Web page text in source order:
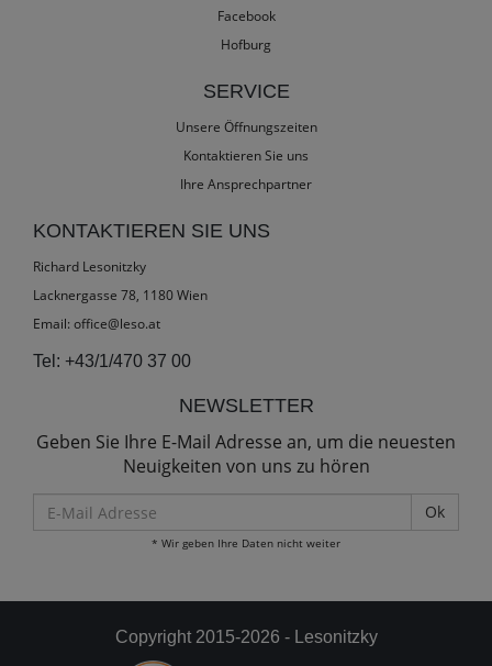
Facebook
Hofburg
SERVICE
Unsere Öffnungszeiten
Kontaktieren Sie uns
Ihre Ansprechpartner
KONTAKTIEREN SIE UNS
Richard Lesonitzky
Lacknergasse 78, 1180 Wien
Email: office@leso.at
Tel: +43/1/470 37 00
NEWSLETTER
Geben Sie Ihre E-Mail Adresse an, um die neuesten
Neuigkeiten von uns zu hören
Mail
Adresse
* Wir geben Ihre Daten nicht weiter
Copyright 2015-2026 - Lesonitzky